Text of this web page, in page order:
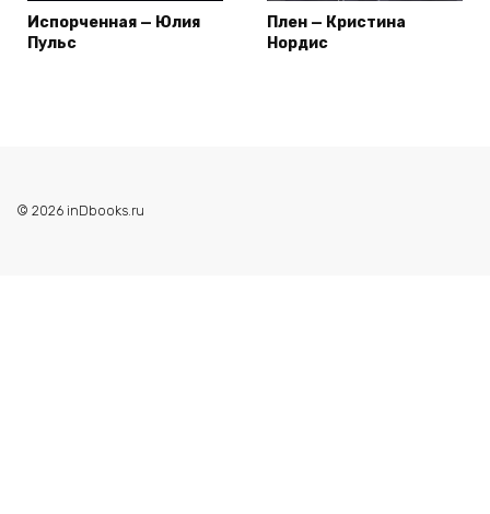
Испорченная — Юлия
Пульс
Плен — Кристина
Нордис
© 2026 inDbooks.ru